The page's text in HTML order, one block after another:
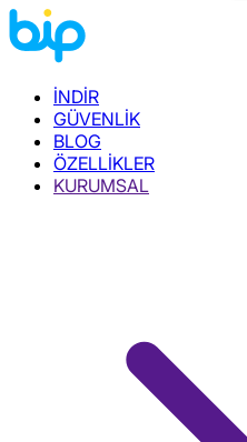
İNDİR
GÜVENLİK
BLOG
ÖZELLİKLER
KURUMSAL